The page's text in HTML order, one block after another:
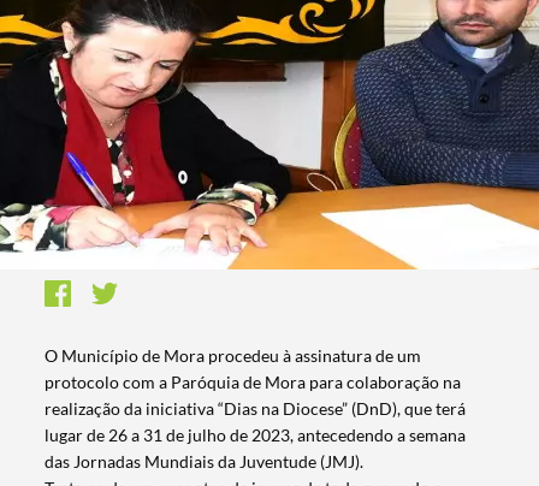
O Município de Mora procedeu à assinatura de um
protocolo com a Paróquia de Mora para colaboração na
realização da iniciativa “Dias na Diocese” (DnD), que terá
lugar de 26 a 31 de julho de 2023, antecedendo a semana
das Jornadas Mundiais da Juventude (JMJ).